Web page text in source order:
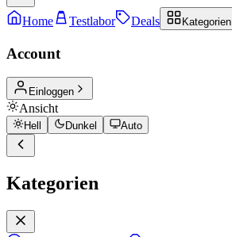
Home Testlabor Deals Kategorien
Account
Einloggen
Ansicht
Hell Dunkel Auto
Kategorien